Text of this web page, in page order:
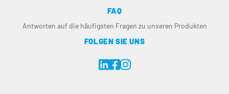
FAQ
Antworten auf die häufigsten Fragen zu unseren Produkten
FOLGEN SIE UNS